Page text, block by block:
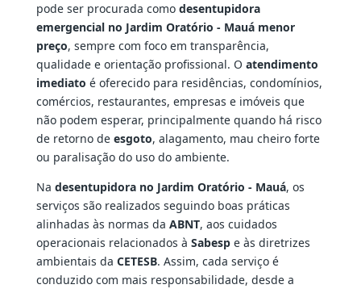
pode ser procurada como desentupidora
emergencial no Jardim Oratório - Mauá menor
preço, sempre com foco em transparência,
qualidade e orientação profissional. O atendimento
imediato é oferecido para residências, condomínios,
comércios, restaurantes, empresas e imóveis que
não podem esperar, principalmente quando há risco
de retorno de esgoto, alagamento, mau cheiro forte
ou paralisação do uso do ambiente.
Na desentupidora no Jardim Oratório - Mauá, os
serviços são realizados seguindo boas práticas
alinhadas às normas da ABNT, aos cuidados
operacionais relacionados à Sabespe às diretrizes
ambientais da CETESB. Assim, cada serviço é
conduzido com mais responsabilidade, desde a